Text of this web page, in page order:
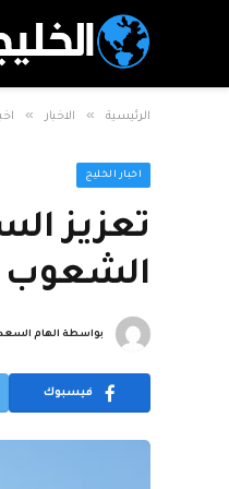
الرئيسية » الاخبار »
اخبار الخليج
تعزيز
الشعوب
بواسطة الهام
فيسبوك